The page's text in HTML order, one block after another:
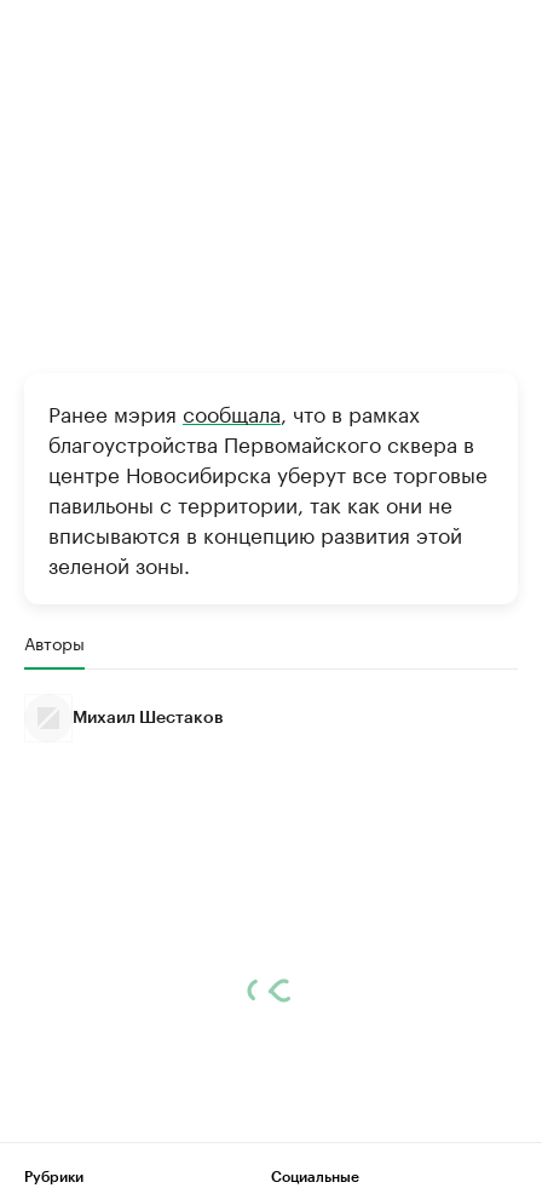
Ранее мэрия сообщала , что в рамках
благоустройства Первомайского сквера в
центре Новосибирска уберут все торговые
павильоны с территории, так как они не
вписываются в концепцию развития этой
зеленой зоны.
Авторы
Михаил Шестаков
Рубрики
Социальные